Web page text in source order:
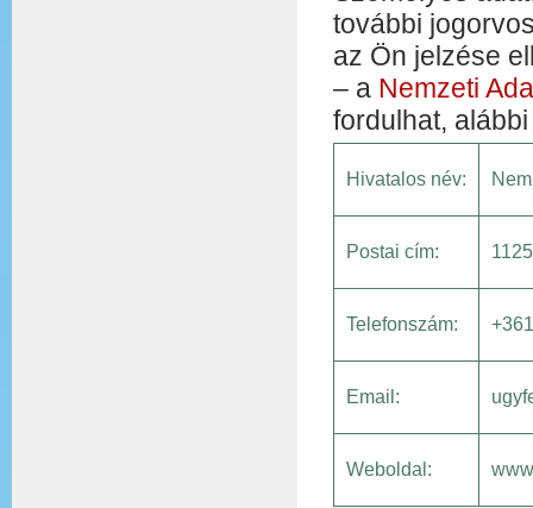
további
az Ön jelzése
– a Nemzeti
fordulhat,
Hivatalos név:
Postai cím:
Telefonszám:
Email:
Weboldal: